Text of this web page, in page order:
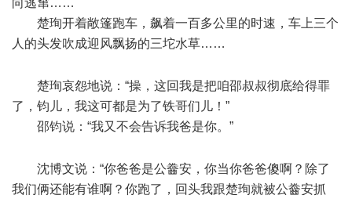
向逃窜……
楚珣开着敞篷跑车，飙着一百多公里的时速，车上三个
人的头发吹成迎风飘扬的三坨水草……
楚珣哀怨地说：“操，这回我是把咱邵叔叔彻底给得罪
了，钧儿，我这可都是为了铁哥们儿！”
邵钧说：“我又不会告诉我爸是你。”
沈博文说：“你爸爸是公齤安，你当你爸爸傻啊？除了
我们俩还能有谁啊？你跑了，回头我跟楚珣就被公齤安抓